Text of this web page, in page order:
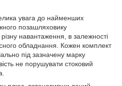
увага до найменших
позашляховику
навантаження, в залежності
обладнання. Кожен комплект
під зазначену марку
не порушувати стоковий